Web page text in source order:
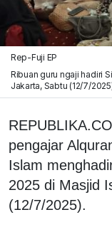
Rep-Fuji EP
Ribuan guru ngaji hadiri
Jakarta, Sabtu (12/7/
pengajar
Islam
2025 di Masjid
(12/7/2025).